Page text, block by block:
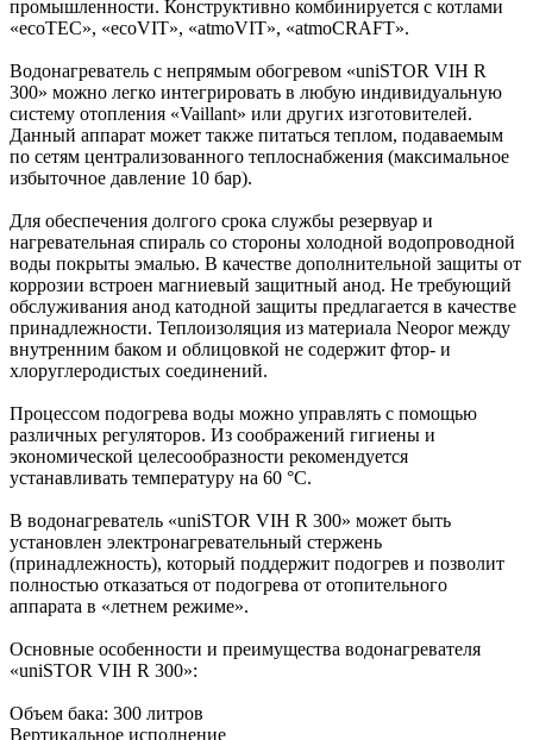
промышленности. Конструктивно комбинируется с котлами
«ecoTEC», «ecoVIT», «atmoVIT», «atmoCRAFT».
Водонагреватель с непрямым обогревом «uniSTOR VIH R
300» можно легко интегрировать в любую индивидуальную
систему отопления «Vaillant» или других изготовителей.
Данный аппарат может также питаться теплом, подаваемым
по сетям централизованного теплоснабжения (максимальное
избыточное давление 10 бар).
Для обеспечения долгого срока службы резервуар и
нагревательная спираль со стороны холодной водопроводной
воды покрыты эмалью. В качестве дополнительной защиты от
коррозии встроен магниевый защитный анод. Не требующий
обслуживания анод катодной защиты предлагается в качестве
принадлежности. Теплоизоляция из материала Neopor между
внутренним баком и облицовкой не содержит фтор- и
хлоруглеродистых соединений.
Процессом подогрева воды можно управлять с помощью
различных регуляторов. Из соображений гигиены и
экономической целесообразности рекомендуется
устанавливать температуру на 60 °C.
В водонагреватель «uniSTOR VIH R 300» может быть
установлен электронагревательный стержень
(принадлежность), который поддержит подогрев и позволит
полностью отказаться от подогрева от отопительного
аппарата в «летнем режиме».
Основные особенности и преимущества водонагревателя
«uniSTOR VIH R 300»:
Объем бака: 300 литров
Вертикальное исполнение